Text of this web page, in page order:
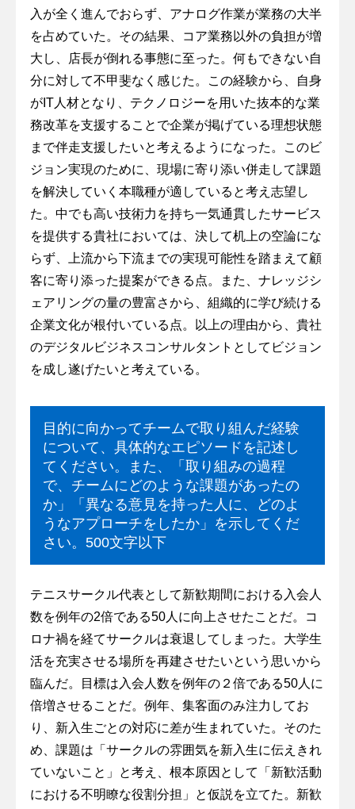
入が全く進んでおらず、アナログ作業が業務の大半
を占めていた。その結果、コア業務以外の負担が増
大し、店長が倒れる事態に至った。何もできない自
分に対して不甲斐なく感じた。この経験から、自身
がIT人材となり、テクノロジーを用いた抜本的な業
務改革を支援することで企業が掲げている理想状態
まで伴走支援したいと考えるようになった。このビ
ジョン実現のために、現場に寄り添い併走して課題
を解決していく本職種が適していると考え志望し
た。中でも高い技術力を持ち一気通貫したサービス
を提供する貴社においては、決して机上の空論にな
らず、上流から下流までの実現可能性を踏まえて顧
客に寄り添った提案ができる点。また、ナレッジシ
ェアリングの量の豊富さから、組織的に学び続ける
企業文化が根付いている点。以上の理由から、貴社
のデジタルビジネスコンサルタントとしてビジョン
を成し遂げたいと考えている。
目的に向かってチームで取り組んだ経験
について、具体的なエピソードを記述し
てください。また、「取り組みの過程
で、チームにどのような課題があったの
か」「異なる意見を持った人に、どのよ
うなアプローチをしたか」を示してくだ
さい。500文字以下
テニスサークル代表として新歓期間における入会人
数を例年の2倍である50人に向上させたことだ。コ
ロナ禍を経てサークルは衰退してしまった。大学生
活を充実させる場所を再建させたいという思いから
臨んだ。目標は入会人数を例年の２倍である50人に
倍増させることだ。例年、集客面のみ注力してお
り、新入生ごとの対応に差が生まれていた。そのた
め、課題は「サークルの雰囲気を新入生に伝えきれ
ていないこと」と考え、根本原因として「新歓活動
における不明瞭な役割分担」と仮説を立てた。新歓